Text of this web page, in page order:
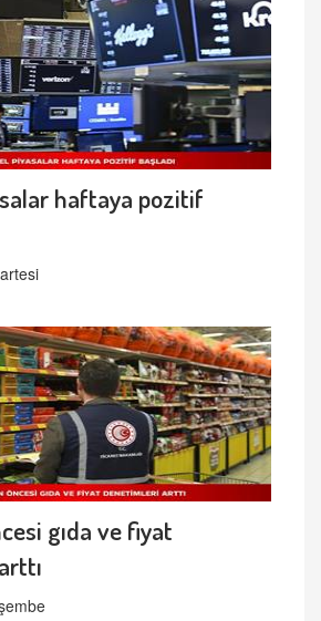
haftaya pozitif
gıda ve fiyat